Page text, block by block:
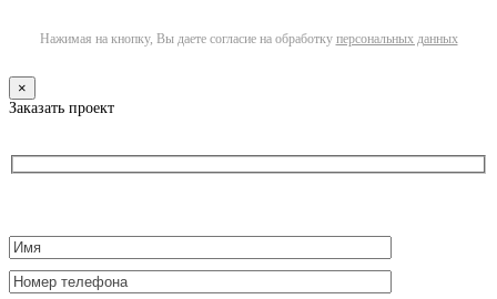
Нажимая на кнопку, Вы даете согласие на обработку персональных данных
×
Заказать проект